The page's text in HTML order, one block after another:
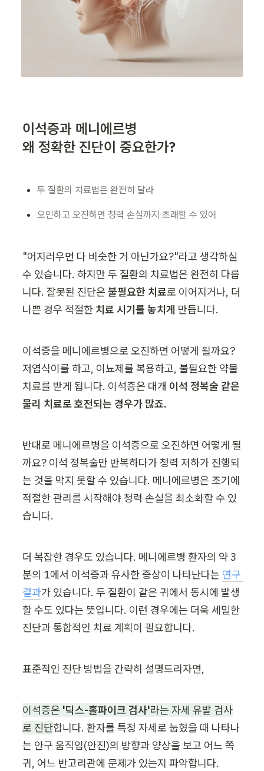
이석증과 메니에르병
왜 정확한 진단이 중요한가?
두 질환의 치료법은 완전히 달라
오인하고 오진하면 청력 손실까지 초래할 수 있어
"어지러우면 다 비슷한 거 아닌가요?"라고 생각하실
수 있습니다. 하지만 두 질환의 치료법은 완전히 다릅
니다. 잘못된 진단은 불필요한 치료로 이어지거나, 더
나쁜 경우 적절한 치료 시기를 놓치게 만듭니다.
이석증을 메니에르병으로 오진하면 어떻게 될까요?
저염식이를 하고, 이뇨제를 복용하고, 불필요한 약물
치료를 받게 됩니다. 이석증은 대개 이석 정복술 같은
물리 치료로 호전되는 경우가 많죠.
반대로 메니에르병을 이석증으로 오진하면 어떻게 될
까요? 이석 정복술만 반복하다가 청력 저하가 진행되
는 것을 막지 못할 수 있습니다. 메니에르병은 조기에
적절한 관리를 시작해야 청력 손실을 최소화할 수 있
습니다.
더 복잡한 경우도 있습니다. 메니에르병 환자의 약 3
분의 1에서 이석증과 유사한 증상이 나타난다는 연구
결과가 있습니다. 두 질환이 같은 귀에서 동시에 발생
할 수도 있다는 뜻입니다. 이런 경우에는 더욱 세밀한
진단과 통합적인 치료 계획이 필요합니다.
표준적인 진단 방법을 간략히 설명드리자면,
이석증은 '딕스-홀파이크 검사'라는 자세 유발 검사
로 진단합니다. 환자를 특정 자세로 눕혔을 때 나타나
는 안구 움직임(안진)의 방향과 양상을 보고 어느 쪽
귀, 어느 반고리관에 문제가 있는지 파악합니다.